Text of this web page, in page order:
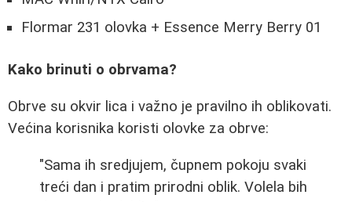
Flormar 231 olovka + Essence Merry Berry 01
Kako brinuti o obrvama?
Obrve su okvir lica i važno je pravilno ih oblikovati.
Većina korisnika koristi olovke za obrve:
"Sama ih sredjujem, čupnem pokoju svaki
treći dan i pratim prirodni oblik. Volela bih